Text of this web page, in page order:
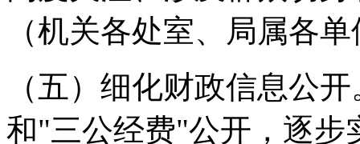
（机关各处室、局属各
（五）细化财政信息公开
和"三公经费"公开，逐步